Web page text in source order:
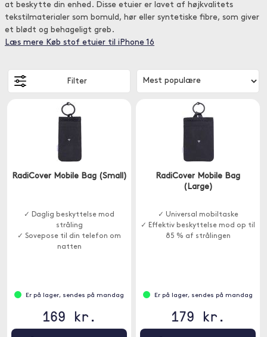
at beskytte din enhed. Disse etuier er lavet af højkvalitets
tekstilmaterialer som bomuld, hør eller syntetiske fibre, som giver
et blødt og behageligt greb.
Læs mere Køb stof etuier til iPhone 16
Filter
RadiCover Mobile Bag (Small)
✓ Daglig beskyttelse mod
stråling
✓ Sovepose til din telefon om
natten
Er på lager, sendes på mandag
169 kr.
RadiCover Mobile Bag
(Large)
✓ Universal mobiltaske
✓ Effektiv beskyttelse mod op til
85 % af strålingen
Er på lager, sendes på mandag
179 kr.